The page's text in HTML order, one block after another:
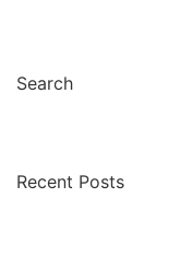
Search
Recent Posts